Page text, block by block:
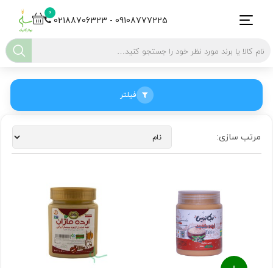
0
02188706323 - 09108777225
فیلتر
مرتب سازی: